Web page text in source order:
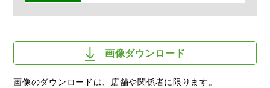
画像ダウンロード
画像のダウンロードは、店舗や関係者に限ります。